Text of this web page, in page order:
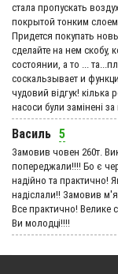
стала пропускать
покрытой тонким
Придется покупать
сделайте на нем скобу,
состоянии, а то ...
соскальзывает и
чудовий вiдгук! кілька
насоси були замінені
Василь 5
Замовив човен 260т.
попереджали!!!! Бо є
надійно та практично!
надіслали!! Замовив
Все практично! Велике
Ви молодці!!!!